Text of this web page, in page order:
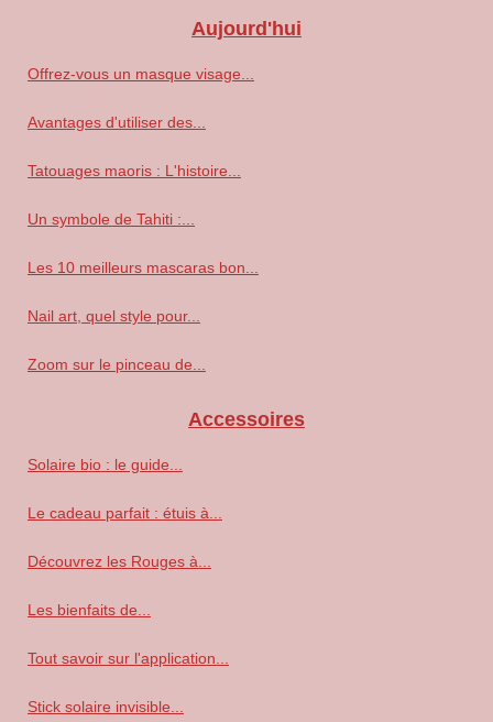
Aujourd'hui
Offrez-vous un masque visage...
Avantages d'utiliser des...
Tatouages maoris : L'histoire...
Un symbole de Tahiti :...
Les 10 meilleurs mascaras bon...
Nail art, quel style pour...
Zoom sur le pinceau de...
Accessoires
Solaire bio : le guide...
Le cadeau parfait : étuis à...
Découvrez les Rouges à...
Les bienfaits de...
Tout savoir sur l'application...
Stick solaire invisible...